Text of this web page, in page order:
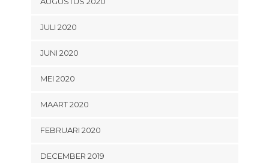
JULI 2020
JUNI 2020
MEI 2020
MAART 2020
FEBRUARI 2020
DECEMBER 2019